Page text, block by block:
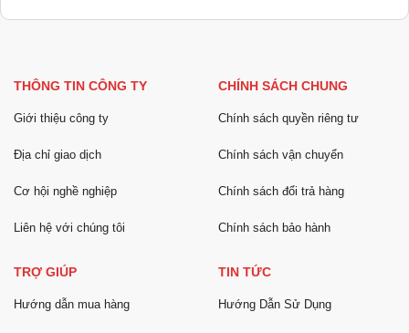
THÔNG TIN CÔNG TY
Giới thiệu công ty
Địa chỉ giao dịch
Cơ hội nghề nghiệp
Liên hệ với chúng tôi
CHÍNH SÁCH CHUNG
Chính sách quyền riêng tư
Chính sách vận chuyển
Chính sách đổi trả hàng
Chính sách bảo hành
TRỢ GIÚP
Hướng dẫn mua hàng
TIN TỨC
Hướng Dẫn Sử Dụng